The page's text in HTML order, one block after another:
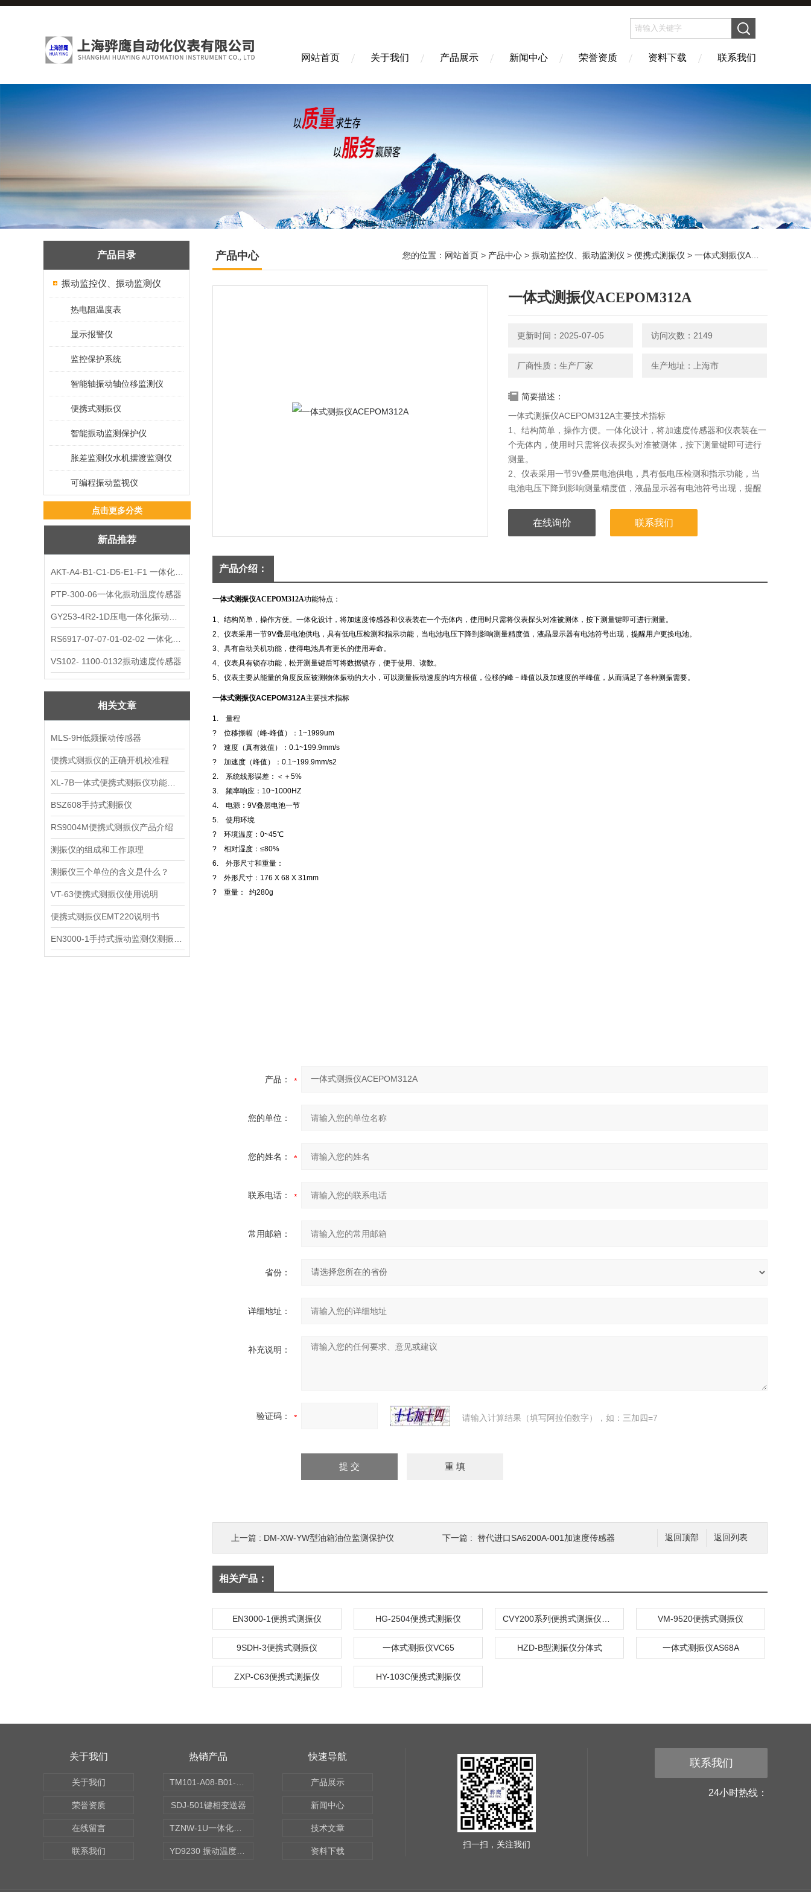
网站首页 关于我们 产品展示 新闻中心 荣誉资质 资料下载 联系我们
产品目录
振动监控仪、振动监测仪
热电阻温度表
显示报警仪
监控保护系统
智能轴振动轴位移监测仪
便携式测振仪
智能振动监测保护仪
胀差监测仪水机摆渡监测仪
可编程振动监视仪
点击更多分类
新品推荐
PTP-300-06一体化振动温度传感器
VS102- 1100-0132振动速度传感器
相关文章
MLS-9H低频振动传感器
便携式测振仪的正确开机校准程
BSZ608手持式测振仪
RS9004M便携式测振仪产品介绍
测振仪的组成和工作原理
测振仪三个单位的含义是什么？
VT-63便携式测振仪使用说明
便携式测振仪EMT220说明书
产品中心 您的位置： 网站首页 > 产品中心 > 振动监控仪、振动监测仪 > 便携式测振仪 > 一体式测振仪ACEPOM312A
一体式测振仪ACEPOM312A
更新时间：2025-07-05 访问次数：2149
厂商性质：生产厂家 生产地址：上海市
简要描述：
一体式测振仪ACEPOM312A主要技术指标
1、结构简单，操作方便。一体化设计，将加速度传感器和仪表装在一
个壳体内，使用时只需将仪表探头对准被测体，按下测量键即可进行
测量。
2、仪表采用一节9V叠层电池供电，具有低电压检测和指示功能，当
电池电压下降到影响测量精度值，液晶显示器有电池符号出现，提醒
在线询价 联系我们
产品介绍：
一体式测振仪ACEPOM312A功能特点：
1、结构简单，操作方便。一体化设计，将加速度传感器和仪表装在一个壳体内，使用时只需将仪表探头对准被测体，按下测量键即可进行测量。
2、仪表采用一节9V叠层电池供电，具有低电压检测和指示功能，当电池电压下降到影响测量精度值，液晶显示器有电池符号出现，提醒用户更换电池。
3、具有自动关机功能，使得电池具有更长的使用寿命。
4、仪表具有锁存功能，松开测量键后可将数据锁存，便于使用、读数。
5、仪表主要从能量的角度反应被测物体振动的大小，可以测量振动速度的均方根值，位移的峰－峰值以及加速度的半峰值，从而满足了各种测振需要。
一体式测振仪ACEPOM312A主要技术指标
1. 量程
? 位移振幅（峰-峰值）：1~1999um
? 速度（真有效值）：0.1~199.9mm/s
? 加速度（峰值）：0.1~199.9mm/s2
2. 系统线形误差：＜＋5%
3. 频率响应：10~1000HZ
4. 电源：9V叠层电池一节
5. 使用环境
? 环境温度：0~45℃
? 相对湿度：≤80%
6. 外形尺寸和重量：
? 外形尺寸：176 X 68 X 31mm
? 重量： 约280g
产品：
您的单位：
您的姓名：
联系电话：
常用邮箱：
省份：
详细地址：
补充说明：
验证码： 请输入计算结果（填写阿拉伯数字），如：三加四=7
返回列表
返回顶部
上一篇 : DM-XW-YW型油箱油位监测保护仪 下一篇 : 替代进口SA6200A-001加速度传感器
相关产品：
EN3000-1便携式测振仪 HG-2504便携式测振仪 VM-9520便携式测振仪
9SDH-3便携式测振仪 一体式测振仪VC65 HZD-B型测振仪分体式 一体式测振仪AS68A
ZXP-C63便携式测振仪 HY-103C便携式测振仪
关于我们
关于我们
荣誉资质
在线留言
联系我们
热销产品
SDJ-501键相变送器
快速导航
产品展示
新闻中心
技术文章
资料下载
扫一扫，关注我们
联系我们
24小时热线：